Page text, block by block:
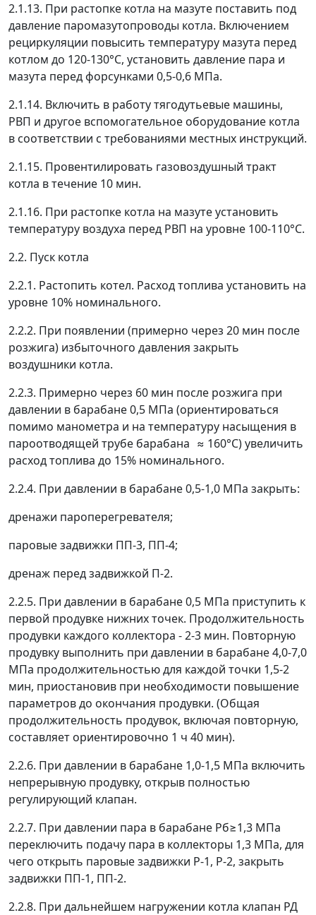
2.1.13. При растопке котла на мазуте поставить под
давление паромазутопроводы котла. Включением
рециркуляции повысить температуру мазута перед
котлом до 120-130°С, установить давление пара и
мазута перед форсунками 0,5-0,6 МПа.
2.1.14. Включить в работу тягодутьевые машины,
РВП и другое вспомогательное оборудование котла
в соответствии с требованиями местных инструкций.
2.1.15. Провентилировать газовоздушный тракт
котла в течение 10 мин.
2.1.16. При растопке котла на мазуте установить
температуру воздуха перед РВП на уровне 100-110°С.
2.2. Пуск котла
2.2.1. Растопить котел. Расход топлива установить на
уровне 10% номинального.
2.2.2. При появлении (примерно через 20 мин после
розжига) избыточного давления закрыть
воздушники котла.
2.2.3. Примерно через 60 мин после розжига при
давлении в барабане 0,5 МПа (ориентироваться
помимо манометра и на температуру насыщения в
пароотводящей трубе барабана ≈ 160°С) увеличить
расход топлива до 15% номинального.
2.2.4. При давлении в барабане 0,5-1,0 МПа закрыть:
дренажи пароперегревателя;
паровые задвижки ПП-3, ПП-4;
дренаж перед задвижкой П-2.
2.2.5. При давлении в барабане 0,5 МПа приступить к
первой продувке нижних точек. Продолжительность
продувки каждого коллектора - 2-3 мин. Повторную
продувку выполнить при давлении в барабане 4,0-7,0
МПа продолжительностью для каждой точки 1,5-2
мин, приостановив при необходимости повышение
параметров до окончания продувки. (Общая
продолжительность продувок, включая повторную,
составляет ориентировочно 1 ч 40 мин).
2.2.6. При давлении в барабане 1,0-1,5 МПа включить
непрерывную продувку, открыв полностью
регулирующий клапан.
2.2.7. При давлении пара в барабане Рб≥1,3 МПа
переключить подачу пара в коллекторы 1,3 МПа, для
чего открыть паровые задвижки Р-1, Р-2, закрыть
задвижки ПП-1, ПП-2.
2.2.8. При дальнейшем нагружении котла клапан РД